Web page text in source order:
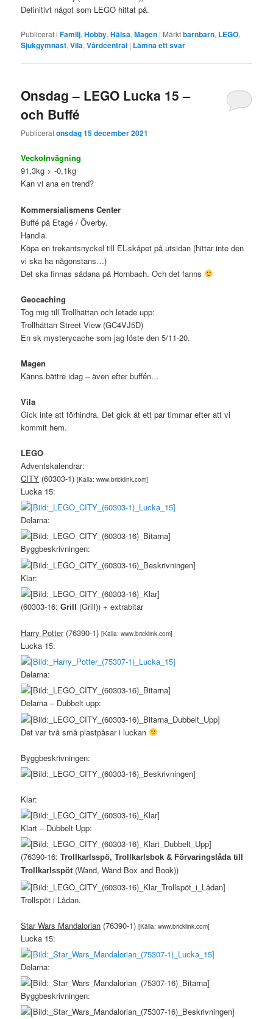
Definitivt något som LEGO hittat på.
Publicerat i Familj,Hobby,Hälsa,Magen | Märktbarnbarn, LEGO,
Sjukgymnast,Vila,Vårdcentral | Lämna ett svar
Onsdag – LEGO Lucka 15 –
och Buffé
Publiceratonsdag 15 december 2021
VeckoInvägning
91,3kg > -0,1kg
Kan vi ana en trend?
Kommersialismens Center
Buffé på Etagé / Överby.
Handla.
Köpa en trekantsnyckel till EL-skåpet på utsidan (hittar inte den
vi ska ha någonstans…)
Det ska finnas sådana på Hornbach. Och det fanns
Geocaching
Tog mig till Trollhättan och letade upp:
Trollhättan Street View (GC4VJ5D)
En sk mysterycache som jag löste den 5/11-20.
Magen
Känns bättre idag – även efter buffén…
Vila
Gick inte att förhindra. Det gick åt ett par timmar efter att vi
kommit hem.
LEGO
Adventskalendrar:
CITY (60303-1)[Källa: www.bricklink.com]
Lucka 15:
Delarna:
Byggbeskrivningen:
Klar:
(60303-16:Grill (Grill)) + extrabitar
Harry Potter(76390-1)[Källa: www.bricklink.com]
Lucka 15:
Delarna:
Delarna – Dubbelt upp:
Det var två små plastpåsar i luckan
Byggbeskrivningen:
Klar:
Klart – Dubbelt Upp:
(76390-16:Trollkarlsspö, Trollkarlsbok & Förvaringslåda till
Trollkarlsspöt(Wand, Wand Box and Book))
Trollspöt i Lådan.
Star Wars Mandalorian (76390-1)[Källa: www.bricklink.com]
Lucka 15:
Delarna:
Byggbeskrivningen: